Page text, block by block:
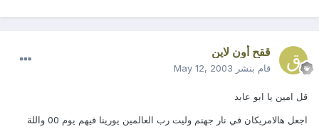
ققح أون لاين
قام بنشر May 12, 2003
قل امين يا ابو عابد
اجعل هالامريكان في نار جهنم وليت رب العالمين يورينا فيهم يوم 00 واللة